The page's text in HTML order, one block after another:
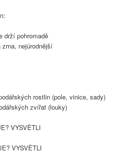
drží pohromadě
nejúrodnější
rostlin (pole, vinice, sady)
zvířat (louky)
VYSVĚTLI
VYSVĚTLI